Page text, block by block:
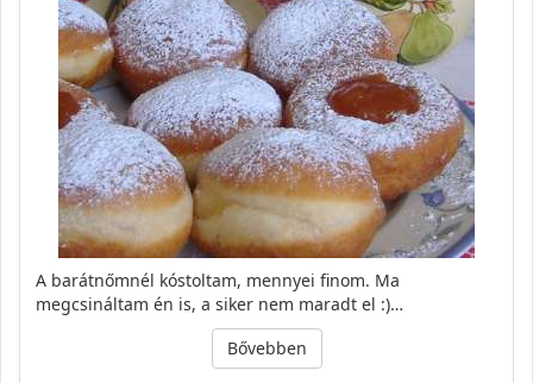
A barátnőmnél kóstoltam, mennyei finom. Ma
megcsináltam én is, a siker nem maradt el :)…
Bővebben